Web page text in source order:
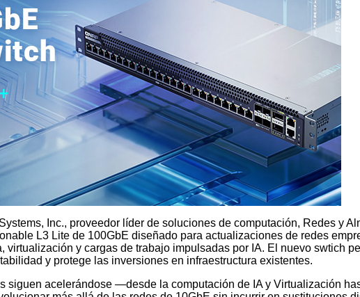
Inc., proveedor líder de soluciones de computación, Redes y
L3 Lite de 100GbE diseñado para actualizaciones de redes
virtualización y cargas de trabajo impulsadas por IA. El nuevo swtich
y protege las inversiones en infraestructura existentes.
siguen acelerándose —desde la computación de IA y Virtualización